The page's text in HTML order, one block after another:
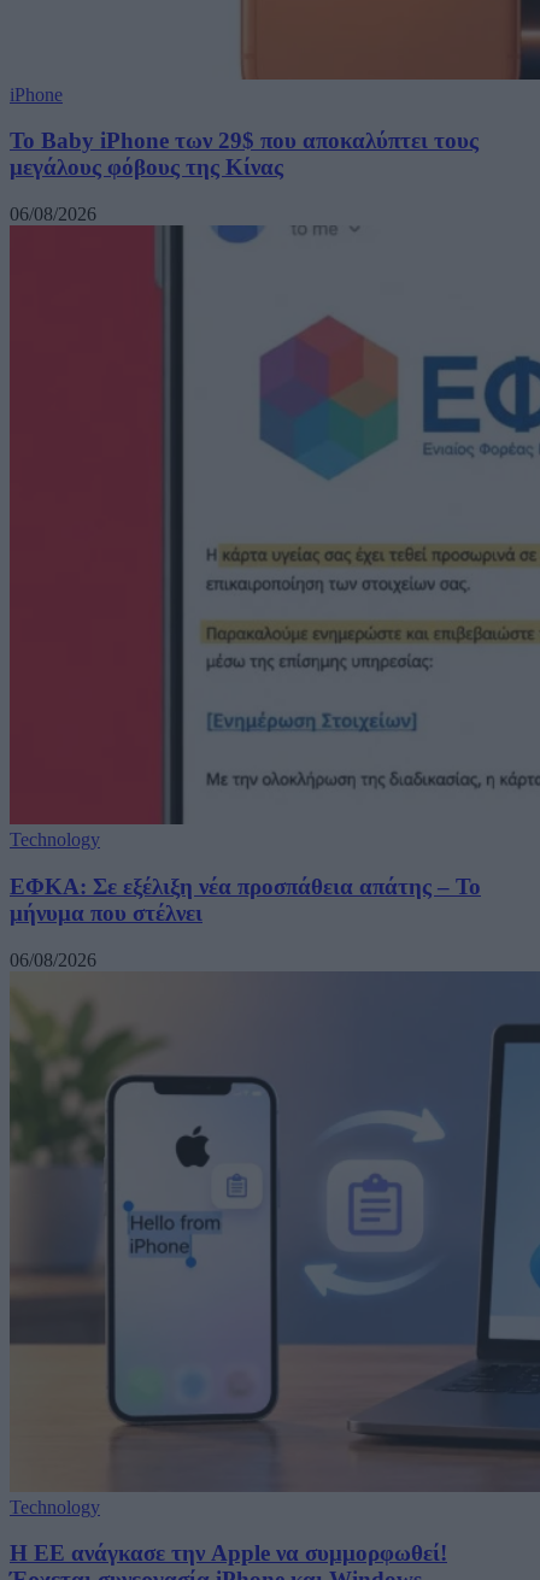
iPhone
Το Baby iPhone των 29$ που αποκαλύπτει τους
μεγάλους φόβους της Κίνας
06/08/2026
Technology
ΕΦΚΑ: Σε εξέλιξη νέα προσπάθεια απάτης – Το
μήνυμα που στέλνει
06/08/2026
Technology
H ΕΕ ανάγκασε την Apple να συμμορφωθεί!